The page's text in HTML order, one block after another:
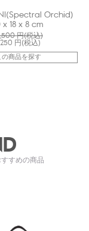
Orchid)
x 18 x 8 cm
円(税込)
円(税込)
の商品を探す
すめの商品